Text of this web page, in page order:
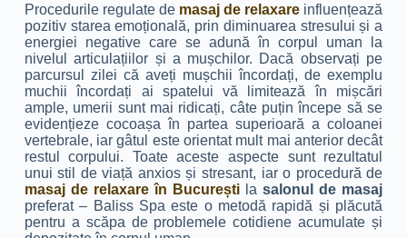
Procedurile regulate de masaj de relaxare influențează
pozitiv starea emoțională, prin diminuarea stresului și a
energiei negative care se adună în corpul uman la
nivelul articulațiilor și a mușchilor. Dacă observați pe
parcursul zilei că aveți mușchii încordați, de exemplu
muchii încordați ai spatelui vă limitează în mișcări
ample, umerii sunt mai ridicați, câte puțin începe să se
evidențieze cocoașa în partea superioară a coloanei
vertebrale, iar gâtul este orientat mult mai anterior decât
restul corpului. Toate aceste aspecte sunt rezultatul
unui stil de viață anxios și stresant, iar o procedură de
masaj de relaxare în București lasalonul de masaj
preferat – Baliss Spa este o metodă rapidă și plăcută
pentru a scăpa de problemele cotidiene acumulate și